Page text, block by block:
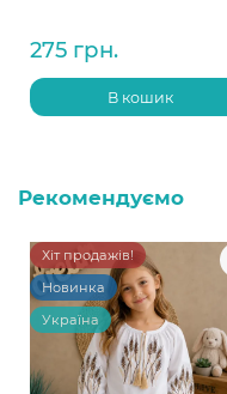
275 грн.
В кошик
Рекомендуємо
Хіт продажів!
Новинка
Україна